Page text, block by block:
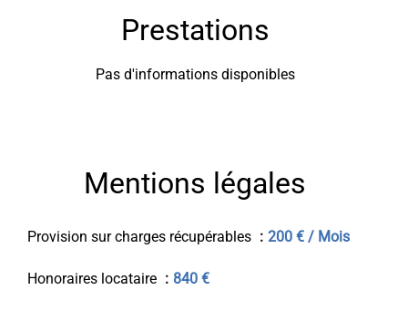
Prestations
Pas d'informations disponibles
Mentions légales
Provision sur charges récupérables 200 € / Mois
Honoraires locataire 840 €